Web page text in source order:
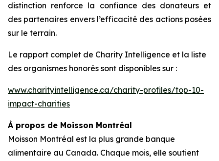
distinction renforce la confiance des donateurs et
des partenaires envers l’efficacité des actions posées
sur le terrain.
Le rapport complet de Charity Intelligence et la liste
des organismes honorés sont disponibles sur :
www.charityintelligence.ca/charity-profiles/top-10-
impact-charities
À propos de Moisson Montréal
Moisson Montréal est la plus grande banque
alimentaire au Canada. Chaque mois, elle soutient